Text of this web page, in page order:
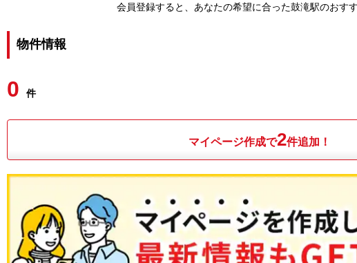
会員登録すると、あなたの希望に合った鼓滝駅のおす
物件情報
0 件
マイページ作成で2件追加！